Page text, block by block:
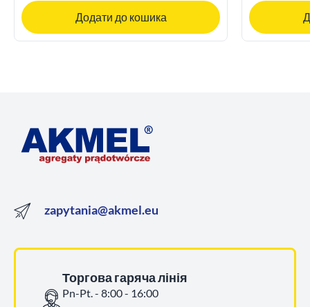
Додати до кошика
zapytania@akmel.eu
Торгова гаряча лінія
Pn-Pt. - 8:00 - 16:00